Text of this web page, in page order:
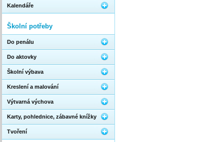
Kalendáře
Školní potřeby
Do penálu
Do aktovky
Školní výbava
Kreslení a malování
Výtvarná výchova
Karty, pohlednice, zábavné knížky
Tvoření